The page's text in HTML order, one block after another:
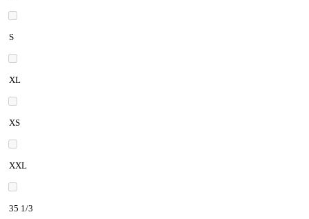
S
XL
XS
XXL
35 1/3